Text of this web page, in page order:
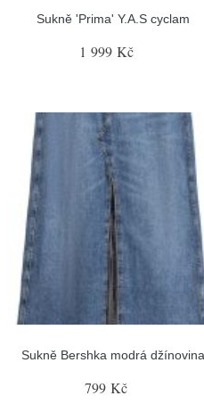
Sukně 'Prima' Y.A.S cyclam
1 999 Kč
Sukně Bershka modrá džínovina
799 Kč